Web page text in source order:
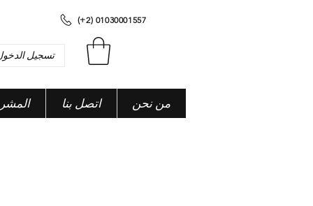
اتصل بنا من نحن
تسجيل
(+2) 01030001557